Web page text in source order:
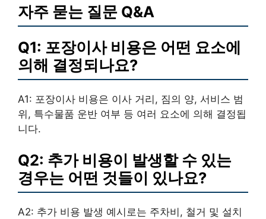
자주 묻는 질문 Q&A
Q1: 포장이사 비용은 어떤 요소에
의해 결정되나요?
A1: 포장이사 비용은 이사 거리, 짐의 양, 서비스 범
위, 특수물품 운반 여부 등 여러 요소에 의해 결정됩
니다.
Q2: 추가 비용이 발생할 수 있는
경우는 어떤 것들이 있나요?
A2: 추가 비용 발생 예시로는 주차비, 철거 및 설치